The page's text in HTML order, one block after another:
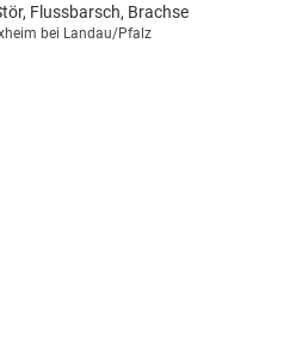
Flussbarsch, Brachse
bei Landau/Pfalz